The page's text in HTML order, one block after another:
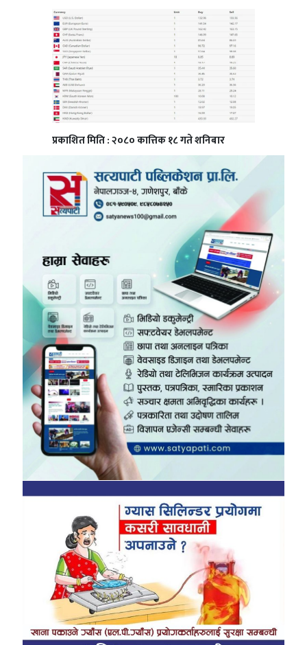
प्रकाशित मिति : २०८० कात्तिक १८ गते शनिबार